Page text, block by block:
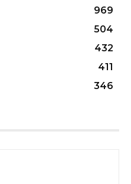
969
504
432
411
346